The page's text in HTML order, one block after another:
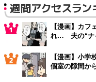
週間アクセスラン
【漫画】カ
れ… 夫の“ナ
【漫画】小
個室の隙間か